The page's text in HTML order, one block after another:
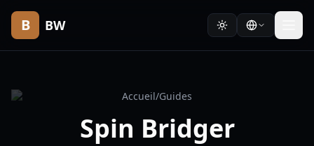
B BW
Accueil/Guides
Spin Bridger